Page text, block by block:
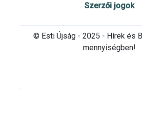
Szerzői jogok
© Esti Újság - 2025 - Hírek és
mennyiségben!